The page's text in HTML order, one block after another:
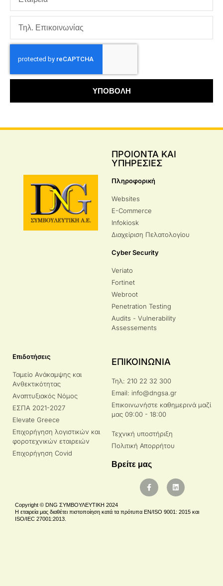
ΥΠΟΒΟΛΗ
ΠΡΟΙΟΝΤΑ ΚΑΙ
ΥΠΗΡΕΣΙΕΣ
Πληροφορική
Websites
E-Commerce
Infokiosk
Διαχείριση Πελατολογίου
Cyber Security
Veriato
Fortinet
Webroot
Penetration Testing
Audits - Vulnerability
Assessements
Επιδοτήσεις
Ταμείο Ανάκαμψης και
Ανθεκτικότητας
Αναπτυξιακός Νόμος
ΕΣΠΑ 2021-2027
Elevate Greece
Επιχορήγηση λογιστικών και
φοροτεχνικών εταιρειών
Επιχορήγηση Covid
ΕΠΙΚΟΙΝΩΝΙΑ
Τηλ: 210 22 32 300
Email: info@dngsa.gr
Επικοινωνήστε καθημερινά μαζί
μας 09:00 - 18:00
Τεχνική υποστήριξη
Πολιτική Απορρήτου
Βρείτε μας
Copyright © DNG ΣΥΜΒΟΥΛΕΥΤΙΚΗ 2024
Η εταιρεία μας διαθέτει πιστοποίηση κατά τα πρότυπα EN/ISO 9001: 2015 και
ISO/IEC 27001:2013.